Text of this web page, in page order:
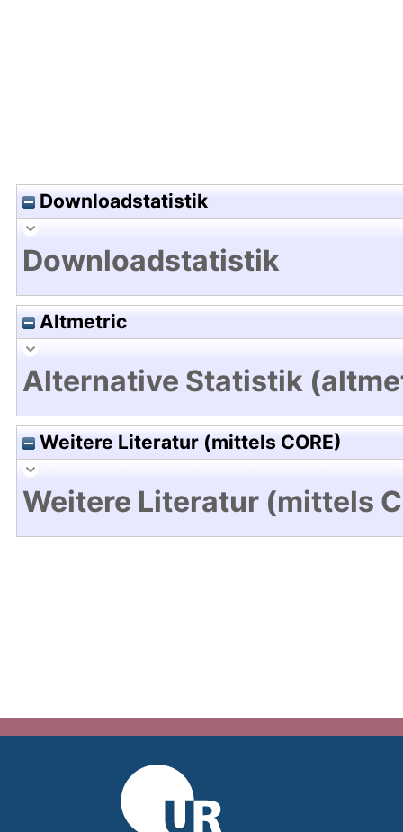
Downloadstatistik
Downloadstatistik
Altmetric
Alternative Statistik
Weitere Literatur (mittels CORE)
Weitere Literatur (mittels